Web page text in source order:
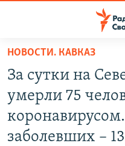
упрощенного
доступа
основному
содержанию
ПОДКАСТЫ
АВТОРСКИЕ ПРОЕКТЫ
ЦИТАТЫ СВОБОДЫ
НОВОСТИ. КАВКАЗ
За сутки на
умерли 75
заболевших –